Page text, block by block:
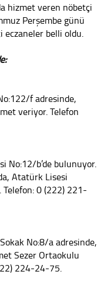
hizmet veren nöbetçi
Perşembe günü
eczaneler belli oldu.
f adresinde,
veriyor. Telefon
No:12/b’de bulunuyor.
Atatürk Lisesi
Telefon: 0 (222) 221-
No:8/a adresinde,
Sezer Ortaokulu
224-24-75.